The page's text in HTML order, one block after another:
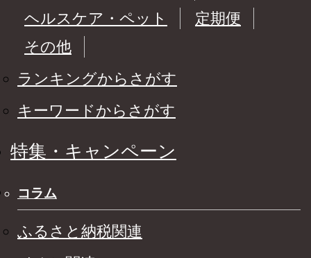
ヘルスケア・ペット
定期便
その他
ランキングからさがす
キーワードからさがす
特集・キャンペーン
コラム
ふるさと納税関連